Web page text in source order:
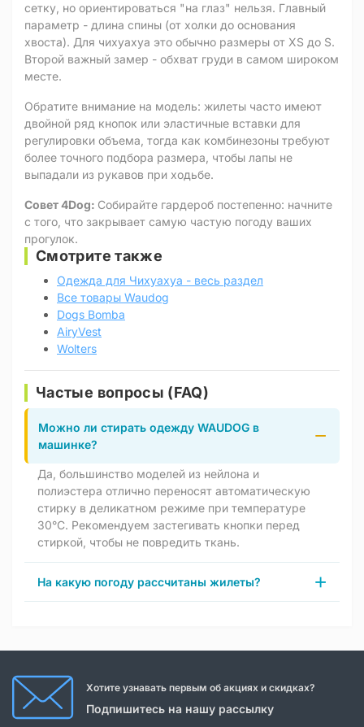
сетку, но ориентироваться "на глаз" нельзя. Главный
параметр - длина спины (от холки до основания
хвоста). Для чихуахуа это обычно размеры от XS до S.
Второй важный замер - обхват груди в самом широком
месте.
Обратите внимание на модель: жилеты часто имеют
двойной ряд кнопок или эластичные вставки для
регулировки объема, тогда как комбинезоны требуют
более точного подбора размера, чтобы лапы не
выпадали из рукавов при ходьбе.
Совет 4Dog: Собирайте гардероб постепенно: начните
с того, что закрывает самую частую погоду ваших
прогулок.
Смотрите также
Одежда для Чихуахуа - весь раздел
Все товары Waudog
Dogs Bomba
AiryVest
Wolters
Частые вопросы (FAQ)
Можно ли стирать одежду WAUDOG в
машинке?
Да, большинство моделей из нейлона и
полиэстера отлично переносят автоматическую
стирку в деликатном режиме при температуре
30°C. Рекомендуем застегивать кнопки перед
стиркой, чтобы не повредить ткань.
На какую погоду рассчитаны жилеты?
Хотите узнавать первым об акциях и скидках?
Подпишитесь на нашу рассылку